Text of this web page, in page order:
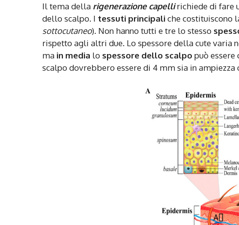
Il tema della rigenerazione capellirichiede di fare
dello scalpo. I tessuti principaliche costituiscono
sottocutaneo). Non hanno tutti e tre lo stesso
rispetto agli altri due. Lo spessore della cute
ma in media lo spessore dello scalpo può essere
scalpo dovrebbero essere di 4 mm sia in ampiezza